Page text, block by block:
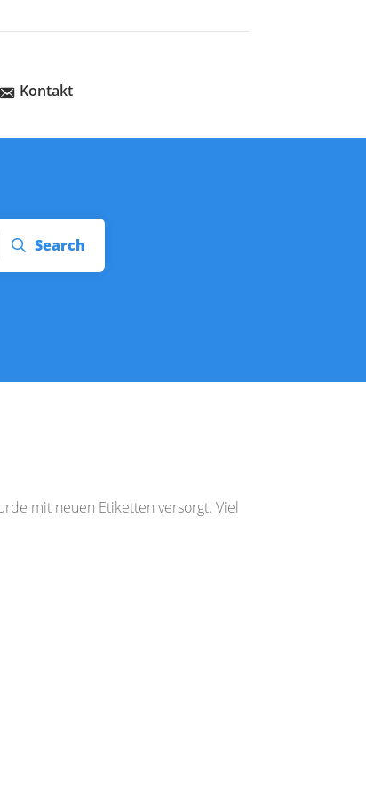
Kontakt
Search
mit neuen Etiketten versorgt. Viel